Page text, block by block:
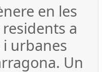
en les
a
i urbanes
Un